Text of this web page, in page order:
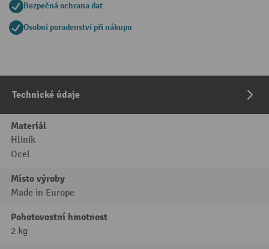
Bezpečná ochrana dat
Osobní poradenství při nákupu
Technické údaje
Materiál
Hliník
Ocel
Místo výroby
Made in Europe
Pohotovostní hmotnost
2 kg